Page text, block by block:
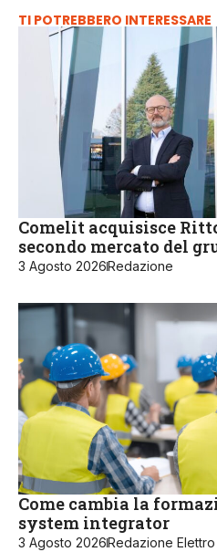
TI POTREBBERO INTERESSARE
Comelit acquisisce
secondo mercato del
3 Agosto 2026Redazione
Come cambia la
system integrator
3 Agosto 2026Redazione Elettro